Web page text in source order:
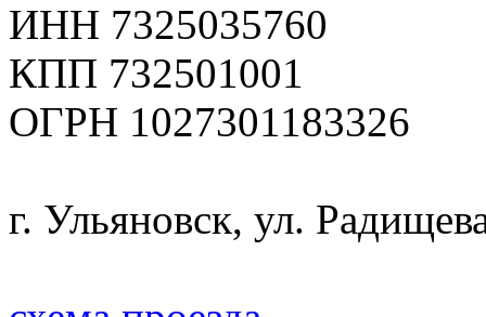
ИНН 7325035760
КПП 732501001
ОГРН 1027301183326
г. Ульяновск, ул.